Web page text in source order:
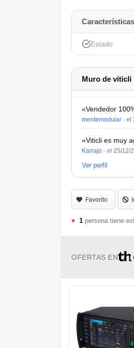
Estado
Muro de viticli
«Vendedor
mentemodular · el
«Viticli es muy
Karrajo · el 25/12/
Ver perfil
Favorito
♥ 1 persona tiene
OFERTAS EN